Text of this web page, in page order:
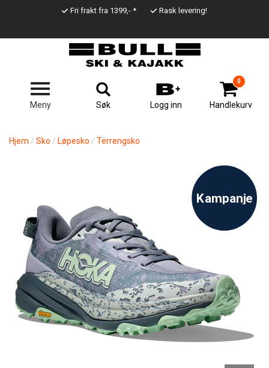
Line
Fri frakt fra 1399,- * Rask levering!
Meny Søk Logg inn Handlekurv
0
Hjem Sko Løpesko Terrengsko
Kampanje